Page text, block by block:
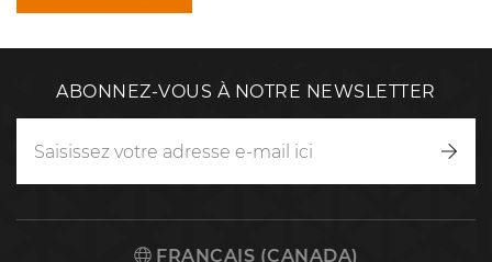
ABONNEZ-VOUS À NOTRE NEWSLETTER
FRANÇAIS (CANADA)